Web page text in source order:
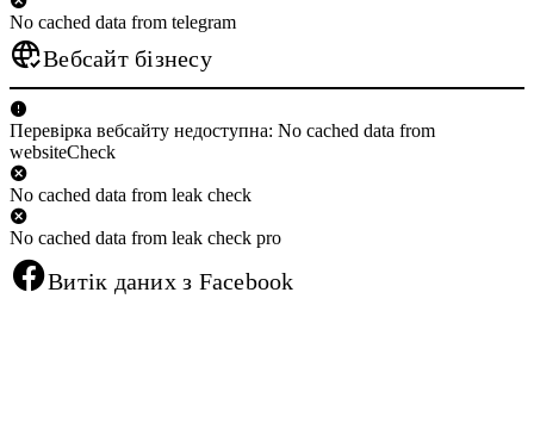
No cached data from telegram
Вебсайт бізнесу
Перевірка вебсайту недоступна: No cached data from
websiteCheck
No cached data from leak check
No cached data from leak check pro
Витік даних з Facebook